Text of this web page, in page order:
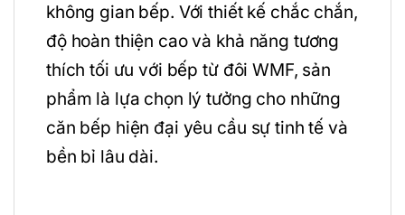
không gian bếp. Với thiết kế chắc chắn,
độ hoàn thiện cao và khả năng tương
thích tối ưu với bếp từ đôi WMF, sản
phẩm là lựa chọn lý tưởng cho những
căn bếp hiện đại yêu cầu sự tinh tế và
bền bỉ lâu dài.